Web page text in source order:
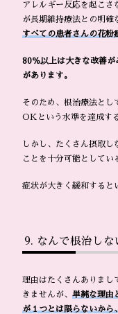
アレルギー反応を起こさ
が長期維持療法との明確
すべての患者さんの花粉
80％以上は大きな改善が
があります。
そのため、根治療法とし
OKという水準を達成す
しかし、たくさん摂取し
ことを十分可能としてい
症状が大きく緩和すると
なんで根治しな
理由はたくさんありまし
きませんが、 単純な理由
が１つとは限らないから